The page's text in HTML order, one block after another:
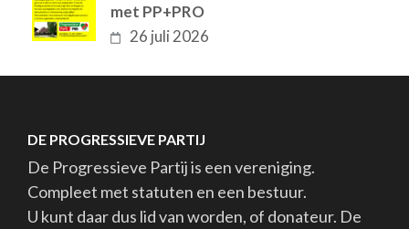
met PP+PRO
26 juli 2026
DE PROGRESSIEVE PARTIJ
De Progressieve Partij is een vereniging.
Compleet met statuten en een bestuur.
U kunt daar dus lid van worden, of donateur. De